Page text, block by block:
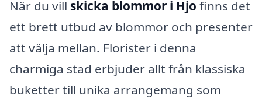
När du vill skicka blommor i Hjo finns det
ett brett utbud av blommor och presenter
att välja mellan. Florister i denna
charmiga stad erbjuder allt från klassiska
buketter till unika arrangemang som